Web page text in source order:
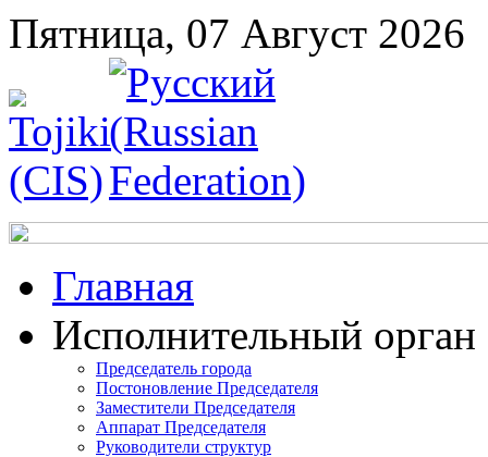
Пятница, 07 Август 2026
Главная
Исполнительный орган
Председатель города
Постоновление Председателя
Заместители Председателя
Аппарат Председателя
Руководители структур